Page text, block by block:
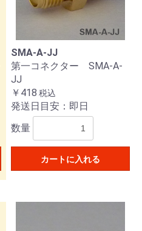
SMA-A-JJ
第一コネクター SMA-A-
JJ
￥418 税込
発送日目安：即日
数量
カートに入れる